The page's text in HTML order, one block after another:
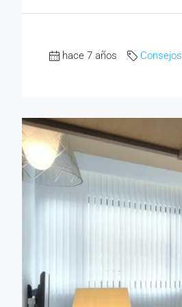
hace 7 años Consejos